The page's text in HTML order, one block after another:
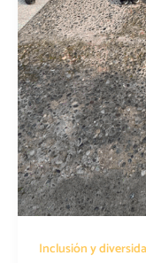
Inclusión y